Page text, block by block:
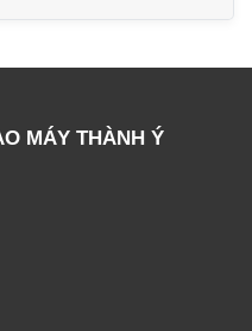
MÁY THÀNH Ý